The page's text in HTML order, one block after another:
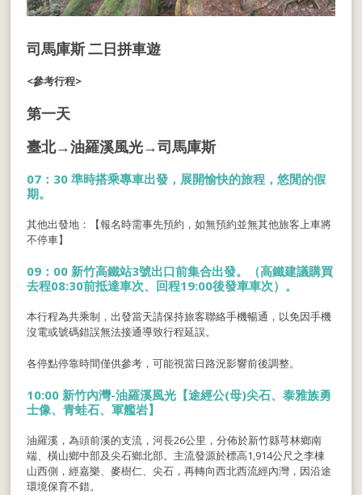
司馬庫斯 二日拼車遊
<參考行程>
第一天
臺北→油羅溪風光→司馬庫斯
07：30 準時搭乘專車出發，展開愉快的旅程，悠閒的假
期。
其他出發地：【報名時需事先預約，如無預約並無其他旅客上車將
不停車】
09：00 新竹高鐵站3號出口前集合出發。（高鐵建議購買
去程08:30前抵達車次、回程19:00後發車車次）。
本行程為共乘制，出發當天請保持旅客聯絡手機暢通，以免因手機
沒電或號碼錯誤無法接通導致行程延誤。
各停點停靠時間僅供參考，可能視當日路況影響前後調整。
10:00 新竹內灣-油羅溪風光【途經公(母)尖石、泰雅族勇
士像、青蛙石、軍艦岩】
油羅溪，為頭前溪的支流，河長26公里，分佈於新竹縣芎林鄉南
端、橫山鄉中部及尖石鄉北部。主流發源於標高1,914公尺之李棟
山西側，經嘉樂、麥樹仁、尖石，再轉向西北西流經內灣，因沿途
環境保育不錯。